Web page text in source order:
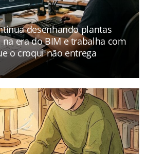
desenhando plantas
era do BIM e trabalha com
o croqui não entrega